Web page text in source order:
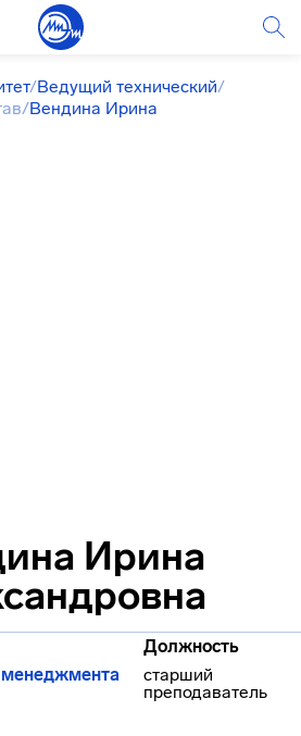
/Ведущий технический/
/Вендина Ирина
Ирина
Должность
старший
преподаватель